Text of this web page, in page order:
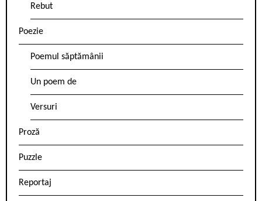
Rebut
Poezie
Poemul săptămânii
Un poem de
Versuri
Proză
Puzzle
Reportaj